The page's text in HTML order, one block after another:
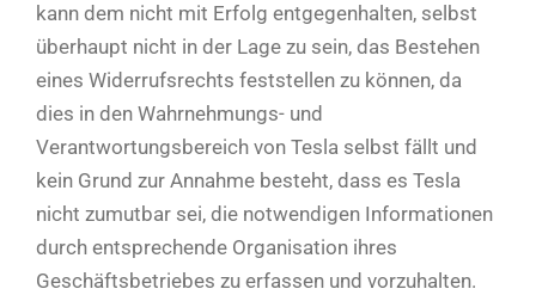
kann dem nicht mit Erfolg entgegenhalten, selbst
überhaupt nicht in der Lage zu sein, das Bestehen
eines Widerrufsrechts feststellen zu können, da
dies in den Wahrnehmungs- und
Verantwortungsbereich von Tesla selbst fällt und
kein Grund zur Annahme besteht, dass es Tesla
nicht zumutbar sei, die notwendigen Informationen
durch entsprechende Organisation ihres
Geschäftsbetriebes zu erfassen und vorzuhalten.